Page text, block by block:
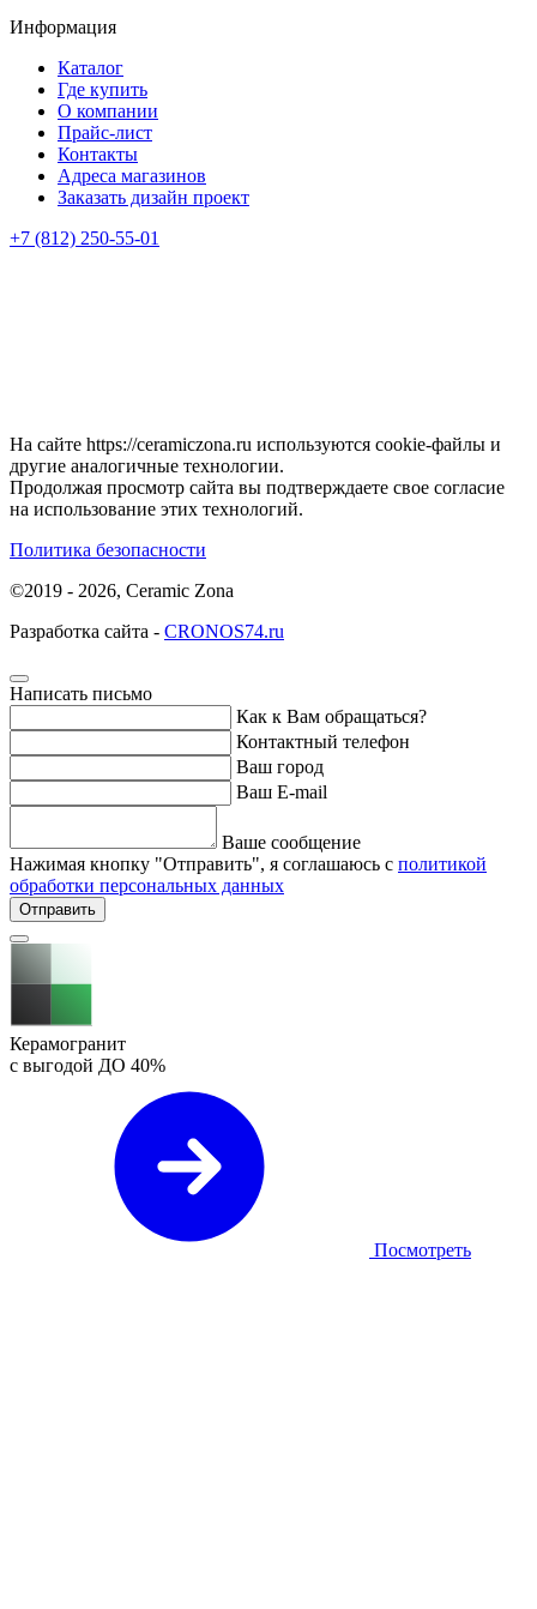
Информация
Каталог
Где купить
О компании
Прайс-лист
Контакты
Адреса магазинов
Заказать дизайн проект
+7 (812) 250-55-01
На сайте https://ceramiczona.ru используются coоkie-файлы и
другие аналогичные технологии.
Продолжая просмотр сайта вы подтверждаете свое согласие
на использование этих технологий.
Политика безопасности
©2019 - 2026, Ceramic Zona
Разработка сайта - CRONOS74.ru
Написать письмо
Как к Вам обращаться?
Контактный телефон
Ваш город
Ваш E-mail
Ваше сообщение
Нажимая кнопку "Отправить", я соглашаюсь с политикой
обработки персональных данных
Отправить
Керамогранит
с выгодой ДО 40%
Посмотреть